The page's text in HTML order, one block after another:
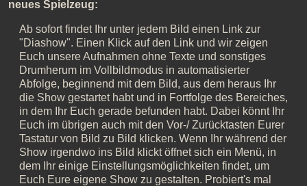
neues Spielzeug:
Ab sofort findet Ihr unter jedem Bild einen Link zur
"Diashow". Einen Klick auf den Link und wir zeigen
Euch unsere Aufnahmen ohne Texte und sonstiges
Drumherum im Vollbildmodus in automatisierter
Abfolge, beginnend mit dem Bild, aus dem heraus Ihr
die Show gestartet habt und in Fortfolge des Bereiches,
in dem Ihr Euch gerade befunden habt. Dabei könnt Ihr
Euch im übrigen auch mit den Vor-/ Zurücktasten Eurer
Tastatur von Bild zu Bild klicken. Wenn Ihr während der
Show irgendwo ins Bild klickt öffnet sich ein Menü, in
dem Ihr einige Einstellungsmöglichkeiten findet, um
Euch Eure eigene Show zu gestalten. Probiert's mal